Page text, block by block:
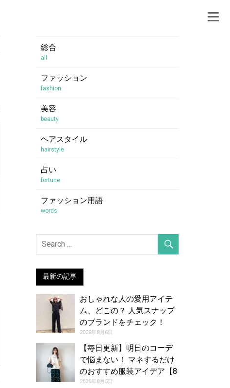
総合
all
ファッション
fashion
美容
beauty
ヘアスタイル
hairstyle
占い
fortune
ファッション用語
words
最新の記事
おしゃれな人の愛用アイテ
ム、どこの？ 人気スナップ
のブランドをチェック！
（2026年7月26日号）
2026年8月6日
【毎日更新】明日のコーデ
で悩まない！ マネするだけ
のおすすめ服装アイデア【8
月6日夏】
2026年8月5日